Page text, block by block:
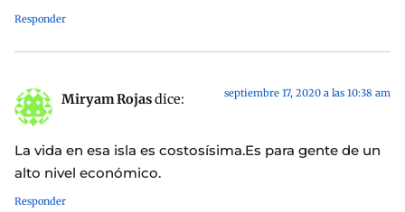
Responder
Miryam Rojasdice: septiembre 17, 2020 a las 10:38 am
La vida en esa isla es costosísima.Es para gente de un
alto nivel económico.
Responder